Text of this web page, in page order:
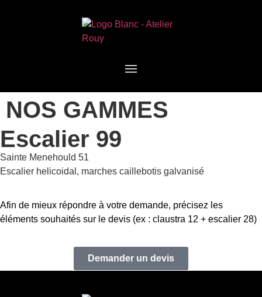
NOS GAMMES
Escalier 99
Sainte Menehould 51
Escalier helicoidal, marches caillebotis galvanisé
Afin de mieux répondre à votre demande, précisez les
éléments souhaités sur le devis (ex : claustra 12 + escalier 28)
Demander un devis